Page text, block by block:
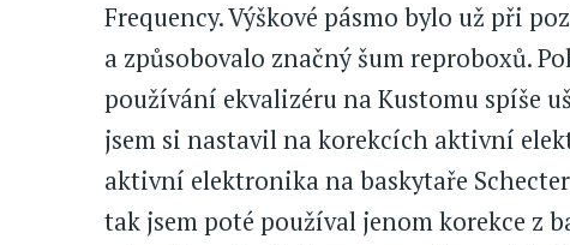
Frequency. Výškové pásmo bylo už při
a způsobovalo značný šum reproboxů.
používání ekvalizéru na Kustomu spíše
jsem si nastavil na korekcích aktivní
aktivní elektronika na baskytaře
tak jsem poté používal jenom korekce z